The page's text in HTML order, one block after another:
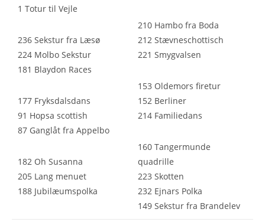
1 Totur til Vejle
236 Sekstur fra Læsø
224 Molbo Sekstur
181 Blaydon Races
177 Fryksdalsdans
91 Hopsa scottish
87 Ganglåt fra Appelbo
182 Oh Susanna
205 Lang menuet
188 Jubilæumspolka
210 Hambo fra Boda
212 Stævneschottisch
221 Smygvalsen
153 Oldemors firetur
152 Berliner
214 Familiedans
160 Tangermunde
quadrille
223 Skotten
232 Ejnars Polka
149 Sekstur fra Brandelev